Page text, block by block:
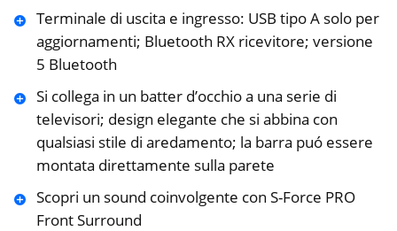
Terminale di uscita e ingresso: USB tipo A solo per
aggiornamenti; Bluetooth RX ricevitore; versione
5 Bluetooth
Si collega in un batter d’occhio a una serie di
televisori; design elegante che si abbina con
qualsiasi stile di aredamento; la barra puó essere
montata direttamente sulla parete
Scopri un sound coinvolgente con S-Force PRO
Front Surround